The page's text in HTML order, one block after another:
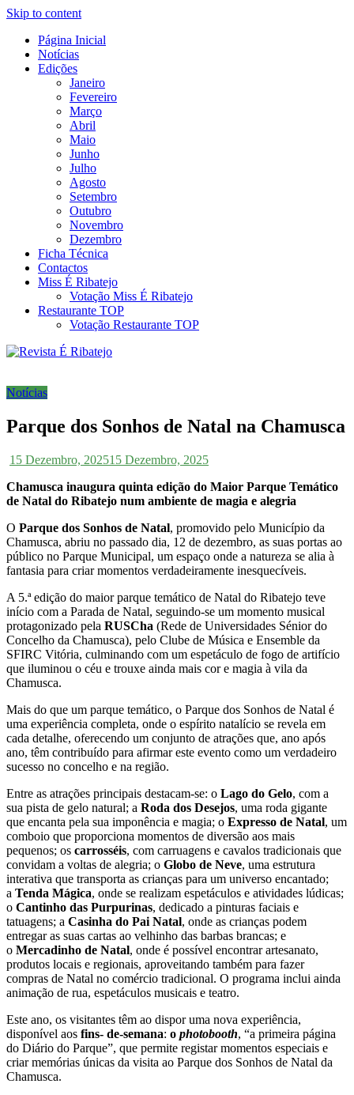
Skip to content
É Ribatejo – Revista Social
Online
Revista Social Online
Página Inicial
Notícias
Edições
Janeiro
Fevereiro
Março
Abril
Maio
Junho
Julho
Agosto
Setembro
Outubro
Novembro
Dezembro
Ficha Técnica
Contactos
Miss É Ribatejo
Votação Miss É Ribatejo
Restaurante TOP
Votação Restaurante TOP
Notícias
Parque dos Sonhos de Natal na Chamusca
15 Dezembro, 202515 Dezembro, 2025
Chamusca inaugura quinta edição do Maior Parque Temático
de Natal do Ribatejo num ambiente de magia e alegria
O Parque dos Sonhos de Natal, promovido pelo Município da
Chamusca, abriu no passado dia, 12 de dezembro, as suas portas ao
público no Parque Municipal, um espaço onde a natureza se alia à
fantasia para criar momentos verdadeiramente inesquecíveis.
A 5.ª edição do maior parque temático de Natal do Ribatejo teve
início com a Parada de Natal, seguindo-se um momento musical
protagonizado pela RUSCha (Rede de Universidades Sénior do
Concelho da Chamusca), pelo Clube de Música e Ensemble da
SFIRC Vitória, culminando com um espetáculo de fogo de artifício
que iluminou o céu e trouxe ainda mais cor e magia à vila da
Chamusca.
Mais do que um parque temático, o Parque dos Sonhos de Natal é
uma experiência completa, onde o espírito natalício se revela em
cada detalhe, oferecendo um conjunto de atrações que, ano após
ano, têm contribuído para afirmar este evento como um verdadeiro
sucesso no concelho e na região.
Entre as atrações principais destacam-se: o Lago do Gelo, com a
sua pista de gelo natural; a Roda dos Desejos, uma roda gigante
que encanta pela sua imponência e magia; o Expresso de Natal, um
comboio que proporciona momentos de diversão aos mais
pequenos; os carrosséis, com carruagens e cavalos tradicionais que
convidam a voltas de alegria; o Globo de Neve, uma estrutura
interativa que transporta as crianças para um universo encantado;
a Tenda Mágica, onde se realizam espetáculos e atividades lúdicas;
o Cantinho das Purpurinas, dedicado a pinturas faciais e
tatuagens; a Casinha do Pai Natal, onde as crianças podem
entregar as suas cartas ao velhinho das barbas brancas; e
o Mercadinho de Natal, onde é possível encontrar artesanato,
produtos locais e regionais, aproveitando também para fazer
compras de Natal no comércio tradicional. O programa inclui ainda
animação de rua, espetáculos musicais e teatro.
Este ano, os visitantes têm ao dispor uma nova experiência,
disponível aos fins- de-semana: o photobooth, “a primeira página
do Diário do Parque”, que permite registar momentos especiais e
criar memórias únicas da visita ao Parque dos Sonhos de Natal da
Chamusca.